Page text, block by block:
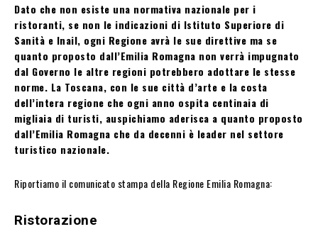
Dato che non esiste una normativa nazionale per i
ristoranti, se non le indicazioni di Istituto Superiore di
Sanità e Inail, ogni Regione avrà le sue direttive ma se
quanto proposto dall’Emilia Romagna non verrà impugnato
dal Governo le altre regioni potrebbero adottare le stesse
norme. La Toscana, con le sue città d’arte e la costa
dell’intera regione che ogni anno ospita centinaia di
migliaia di turisti, auspichiamo aderisca a quanto proposto
dall’Emilia Romagna che da decenni è leader nel settore
turistico nazionale.
Riportiamo il comunicato stampa della Regione Emilia Romagna:
Ristorazione